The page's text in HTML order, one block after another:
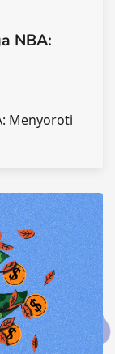
NBA:
Menyoroti